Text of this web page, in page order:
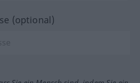
(optional)